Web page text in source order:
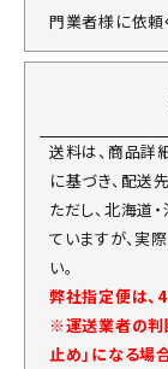
門業者様に依頼
送料は、商品詳
に基づき、配送
ただし、北海道
ていますが、実
い。
弊社指定便は、
※運送業者の判
止め」になる場